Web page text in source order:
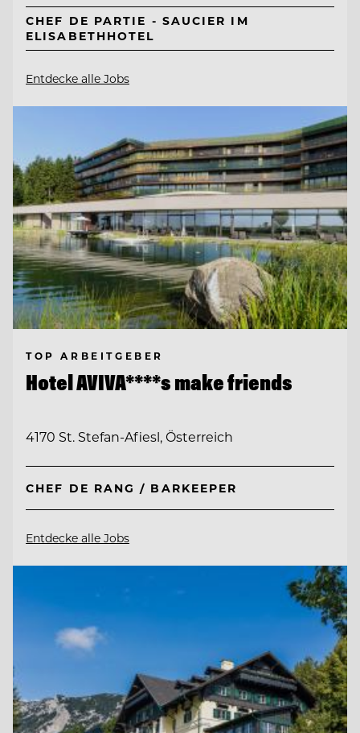
CHEF DE PARTIE - SAUCIER IM
ELISABETHHOTEL
Entdecke alle Jobs
TOP ARBEITGEBER
Hotel AVIVA****s make friends
4170 St. Stefan-Afiesl, Österreich
CHEF DE RANG / BARKEEPER
Entdecke alle Jobs